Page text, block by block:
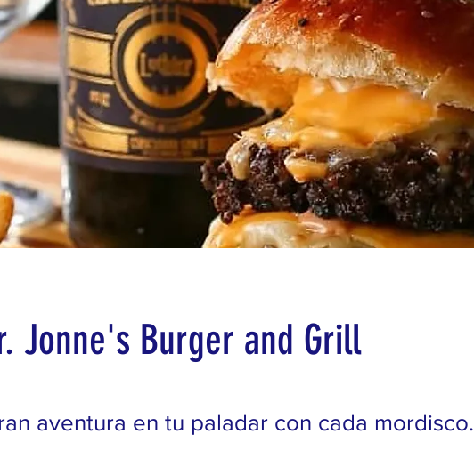
Jonne's Burger and Grill
aventura en tu paladar con cada mordisco.